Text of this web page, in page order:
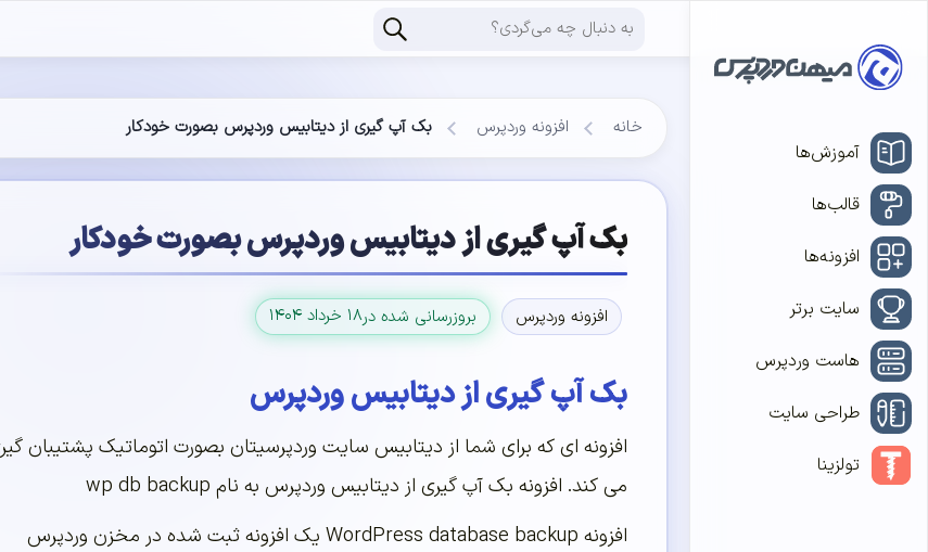
آموزش‌ها
قالب‌ها
افزونه‌ها
سایت برتر
هاست وردپرس
طراحی سایت
تولزینا
خانه افزونه وردپرس بک آپ گیری از دیتابیس وردپرس بصورت خودکار
بک آپ گیری از دیتابیس وردپرس بصورت خودکار
افزونه وردپرس بروزرسانی شده در۱۸ خرداد ۱۴۰۴
بک آپ گیری از دیتابیس وردپرس
افزونه ای که برای شما از دیتابیس سایت وردپرسیتان بصورت اتوماتیک پشتیبان
می کند. افزونه بک آپ گیری از دیتابیس وردپرس به نام wp db backup
افزونه WordPress database backup یک افزونه ثبت شده در مخزن وردپرس